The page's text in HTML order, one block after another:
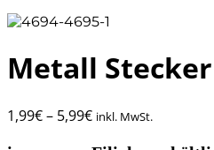
Metall
1,99€– 5,99€ inkl. MwSt.